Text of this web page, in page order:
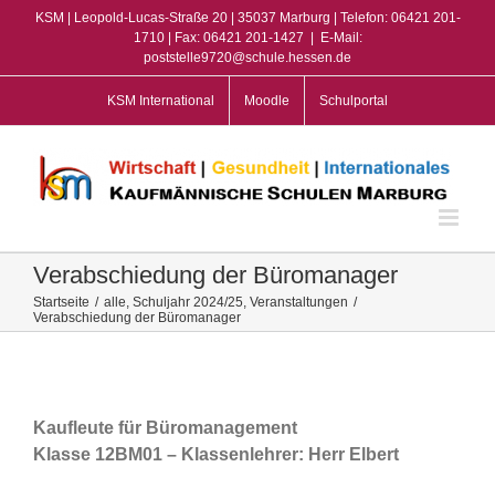
KSM | Leopold-Lucas-Straße 20 | 35037 Marburg | Telefon: 06421 201-
1710 | Fax: 06421 201-1427
E-Mail:
poststelle9720@schule.hessen.de
KSM International Moodle Schulportal
Verabschiedung der Büromanager
Startseite / alle, Schuljahr 2024/25, Veranstaltungen /
Verabschiedung der Büromanager
Kaufleute für Büromanagement
Klasse 12BM01 – Klassenlehrer: Herr Elbert